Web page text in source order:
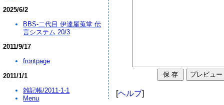
[ヘルプ]
2025/6/2
BBS-二代目 伊達屋蒐堂 伝
言システム 20/3
2011/9/17
frontpage
2011/1/1
雑記帳/2011-1-1
Menu